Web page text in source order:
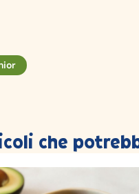
che